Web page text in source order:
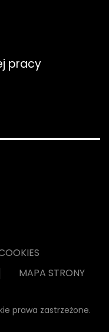
pracy
MAPA STRONY
prawa zastrzeżone.